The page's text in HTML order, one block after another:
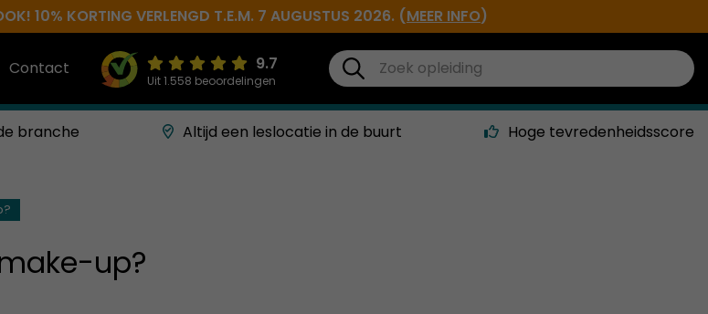
10% KORTING VERLENGD T.E.M. 7 AUGUSTUS 2026. (MEER INFO)
Contact 9.7
Uit 1.558 beoordelingen
branche Altijd een leslocatie in de buurt Hoge tevredenheidsscore
up?